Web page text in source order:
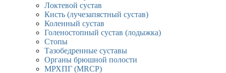
Локтевой сустав
Кисть (лучезапястный сустав)
Коленный сустав
Голеностопный сустав (лодыжка)
Стопы
Тазобедренные суставы
Органы брюшной полости
МРХПГ (MRCP)